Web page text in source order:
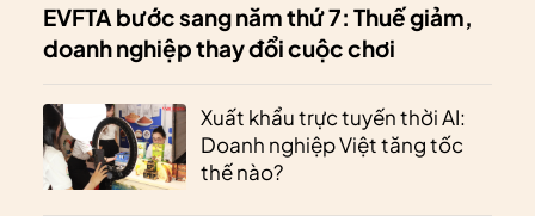
EVFTA bước sang năm thứ 7: Thuế giảm,
doanh nghiệp thay đổi cuộc chơi
Xuất khẩu trực tuyến thời AI:
Doanh nghiệp Việt tăng tốc
thế nào?